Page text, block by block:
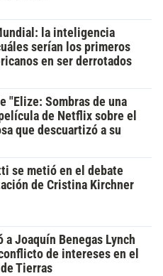
la inteligencia
serían los primeros
en ser derrotados
"Elize: Sombras de una
de Netflix sobre el
que descuartizó a su
se metió en el debate
de Cristina Kirchner
a Joaquín Benegas Lynch
de intereses en el
Tierras